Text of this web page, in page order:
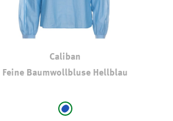
Caliban
Feine Baumwollbluse Hellblau
auswählen
mittelblau